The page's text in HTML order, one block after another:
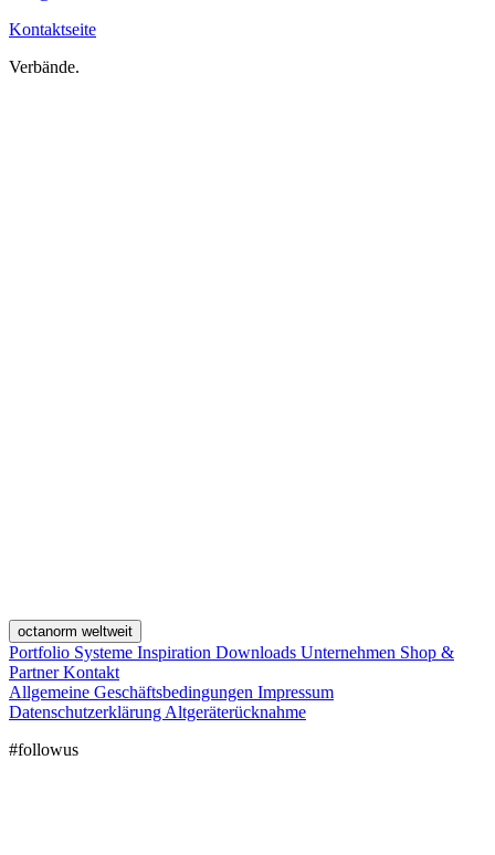
Kontaktseite
Verbände.
octanorm weltweit
Portfolio Systeme Inspiration Downloads Unternehmen Shop &
PartnerKontakt
Allgemeine Geschäftsbedingungen Impressum
Datenschutzerklärung Altgeräterücknahme
#followus